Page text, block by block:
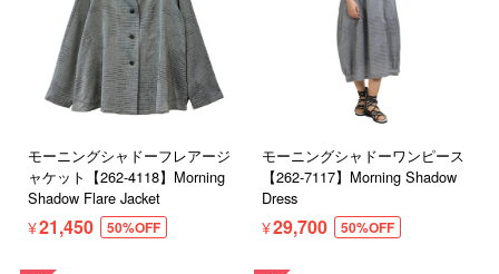
モーニングシャドーフレアージ
ャケット【262-4118】Morning
Shadow Flare Jacket
¥21,450 50%OFF
モーニングシャドーワンピース
【262-7117】Morning Shadow
Dress
¥29,700 50%OFF